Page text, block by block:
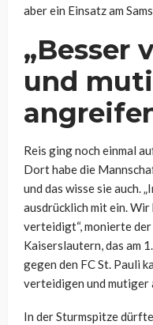
aber ein Einsatz am
„Besser
und
Reis ging noch einmal
Dort habe die
und das wisse sie auch.
ausdrücklich mit ein. Wir
verteidigt“, monierte
Kaiserslautern, das am
gegen den FC St. Pauli
verteidigen und mutiger
In der Sturmspitze